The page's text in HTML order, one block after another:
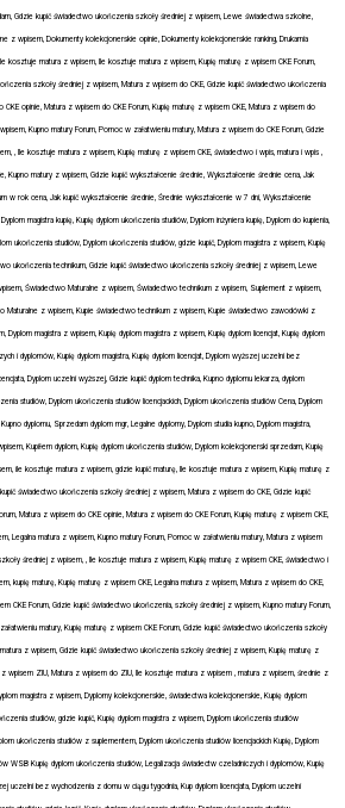
Gdzie kupić świadectwo ukończenia szkoły średniej z wpisem, Lewe świadectwa szkolne,
z wpisem, Dokumenty kolekcjonerskie opinie, Dokumenty kolekcjonerskie ranking, Drukarnia
kosztuje matura z wpisem, Ile kosztuje matura z wpisem, Kupię maturę z wpisem CKE Forum,
szkoły średniej z wpisem, Matura z wpisem do CKE, Gdzie kupić świadectwo ukończenia
opinie, Matura z wpisem do CKE Forum, Kupię maturę z wpisem CKE, Matura z wpisem do
Kupno matury Forum, Pomoc w załatwieniu matury, Matura z wpisem do CKE Forum, Gdzie
, Ile kosztuje matura z wpisem, Kupię maturę z wpisem CKE, świadectwo i wpis, matura i wpis ,
Kupno matury z wpisem, Gdzie kupić wykształcenie średnie, Wykształcenie średnie cena, Jak
w rok cena, Jak kupić wykształcenie średnie, Średnie wykształcenie w 7 dni, Wykształcenie
magistra kupię, Kupię dyplom ukończenia studiów, Dyplom inżyniera kupię, Dyplom do kupienia,
ukończenia studiów, Dyplom ukończenia studiów, gdzie kupić, Dyplom magistra z wpisem, Kupię
ukończenia technikum, Gdzie kupić świadectwo ukończenia szkoły średniej z wpisem, Lewe
Świadectwo Maturalne z wpisem, Świadectwo technikum z wpisem, Suplement z wpisem,
Maturalne z wpisem, Kupie świadectwo technikum z wpisem, Kupie świadectwo zawodówki z
magistra z wpisem, Kupię dyplom magistra z wpisem, Kupię dyplom licencjat, Kupię dyplom
i dyplomów, Kupię dyplom magistra, Kupię dyplom licencjat, Dyplom wyższej uczelni bez
Dyplom uczelni wyższej, Gdzie kupić dyplom technika, Kupno dyplomu lekarza, dyplom
studiów, Dyplom ukończenia studiów licencjackich, Dyplom ukończenia studiów Cena, Dyplom
dyplomu, Sprzedam dyplom mgr, Legalne dyplomy, Dyplom studia kupno, Dyplom magistra,
Kupiłem dyplom, Kupię dyplom ukończenia studiów, Dyplom kolekcjonerski sprzedam, Kupię
ile kosztuje matura z wpisem, gdzie kupić maturę, Ile kosztuje matura z wpisem, Kupię maturę z
świadectwo ukończenia szkoły średniej z wpisem, Matura z wpisem do CKE, Gdzie kupić
Matura z wpisem do CKE opinie, Matura z wpisem do CKE Forum, Kupię maturę z wpisem CKE,
Legalna matura z wpisem, Kupno matury Forum, Pomoc w załatwieniu matury, Matura z wpisem
średniej z wpisem, , Ile kosztuje matura z wpisem, Kupię maturę z wpisem CKE, świadectwo i
kupię maturę, Kupię maturę z wpisem CKE, Legalna matura z wpisem, Matura z wpisem do CKE,
CKE Forum, Gdzie kupić świadectwo ukończenia, szkoły średniej z wpisem, Kupno matury Forum,
matury, Kupię maturę z wpisem CKE Forum, Gdzie kupić świadectwo ukończenia szkoły
z wpisem, Gdzie kupić świadectwo ukończenia szkoły średniej z wpisem, Kupię maturę z
z wpisem ZIU, Matura z wpisem do ZIU, Ile kosztuje matura z wpisem , matura z wpisem, średnie z
magistra z wpisem, Dyplomy kolekcjonerskie, świadectwa kolekcjonerskie, Kupię dyplom
studiów, gdzie kupić, Kupię dyplom magistra z wpisem, Dyplom ukończenia studiów
ukończenia studiów z suplementem, Dyplom ukończenia studiów licencjackich Kupię, Dyplom
WSB Kupię dyplom ukończenia studiów, Legalizacja świadectw czeladniczych i dyplomów, Kupię
uczelni bez wychodzenia z domu w ciągu tygodnia, Kup dyplom licencjata, Dyplom uczelni